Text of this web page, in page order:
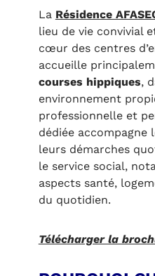
La Résidence
lieu de vie convivial
cœur des centres
accueille
courses hippiques,
environnement
professionnelle et
dédiée accompagne
leurs démarches
le service social,
aspects santé,
du quotidien.
Télécharger la